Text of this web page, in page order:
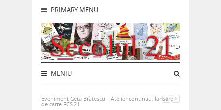
PRIMARY MENU
MENIU
Eveniment Geta Brătescu – Atelier continuu, lansare
de carte FCS 21